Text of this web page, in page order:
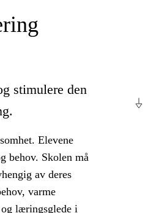
stimulere den
Elevene
behov. Skolen må
av deres
varme
læringsglede i